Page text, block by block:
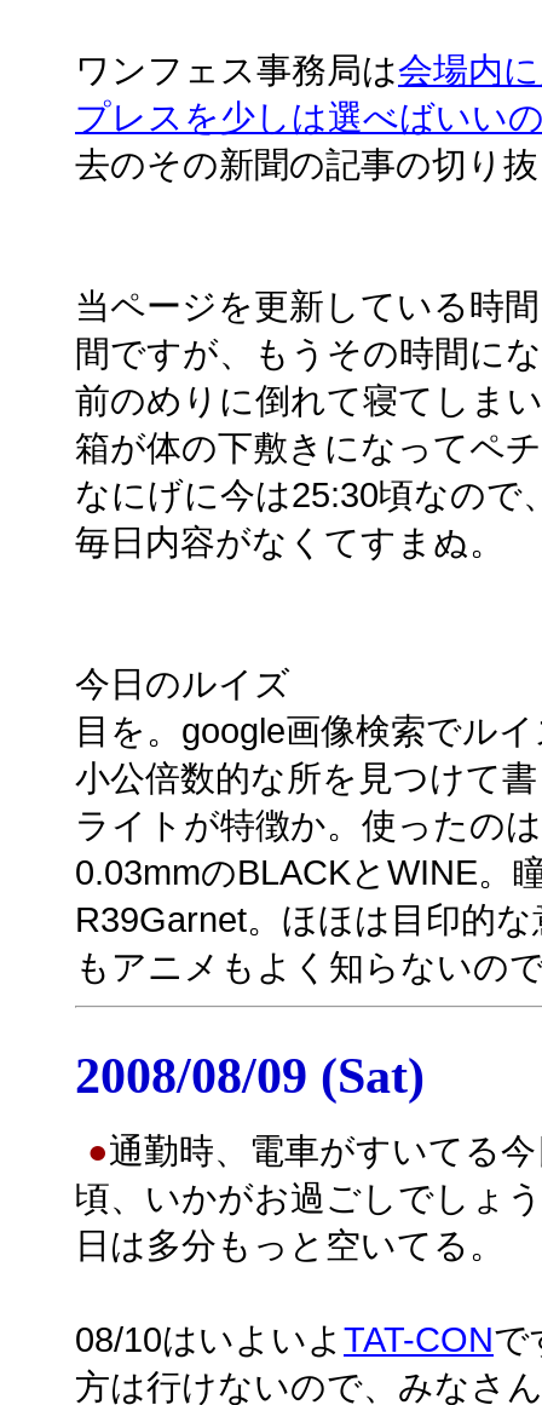
ワンフェス事務局は会場内
プレスを少しは選べばいい
去のその新聞の記事の切り
当ページを更新している時
間ですが、もうその時間に
前のめりに倒れて寝てしま
箱が体の下敷きになってペ
なにげに今は25:30頃なので
毎日内容がなくてすまぬ。
今日のルイズ
目を。google画像検索でル
小公倍数的な所を見つけて
ライトが特徴か。使ったの
0.03mmのBLACKとWINE。
R39Garnet。ほほは目印的
もアニメもよく知らないの
2008/08/09 (Sat)
●通勤時、電車がすいてる
頃、いかがお過ごしでしょ
日は多分もっと空いてる。
08/10はいよいよ TAT-CONで
方は行けないので、みなさ